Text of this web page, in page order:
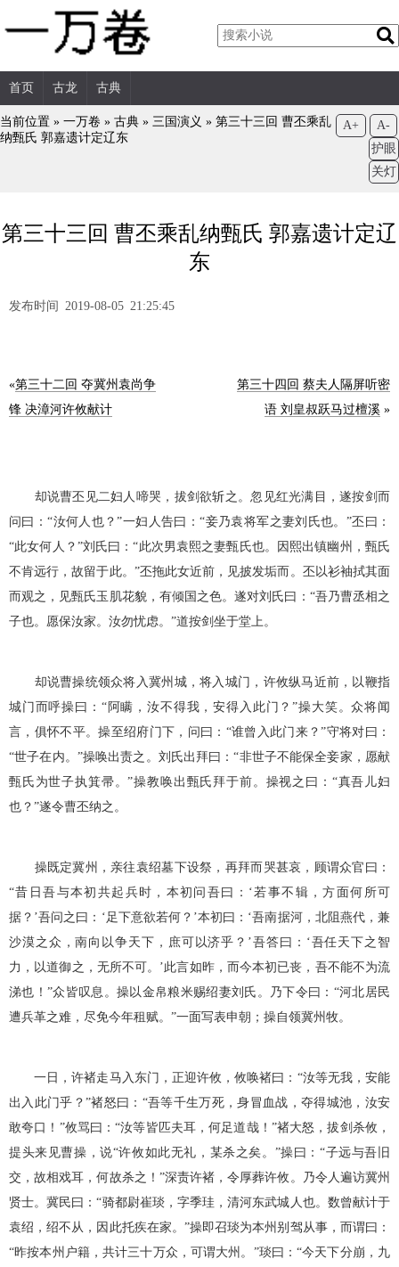
首页 古龙 古典
当前位置 » 一万卷 » 古典 » 三国演义 » 第三十三回 曹丕乘乱
纳甄氏 郭嘉遗计定辽东
A+
A-
护眼
关灯
第三十三回 曹丕乘乱纳甄氏 郭嘉遗计定辽
东
发布时间 2019-08-05 21:25:45
«第三十二回 夺冀州袁尚争
锋 决漳河许攸献计
第三十四回 蔡夫人隔屏听密
语 刘皇叔跃马过檀溪»
却说曹丕见二妇人啼哭，拔剑欲斩之。忽见红光满目，遂按剑而
问曰：“汝何人也？”一妇人告曰：“妾乃袁将军之妻刘氏也。”丕曰：
“此女何人？”刘氏曰：“此次男袁熙之妻甄氏也。因熙出镇幽州，甄氏
不肯远行，故留于此。”丕拖此女近前，见披发垢而。丕以衫袖拭其面
而观之，见甄氏玉肌花貌，有倾国之色。遂对刘氏曰：“吾乃曹丞相之
子也。愿保汝家。汝勿忧虑。”道按剑坐于堂上。
却说曹操统领众将入冀州城，将入城门，许攸纵马近前，以鞭指
城门而呼操曰：“阿瞒，汝不得我，安得入此门？”操大笑。众将闻
言，俱怀不平。操至绍府门下，问曰：“谁曾入此门来？”守将对曰：
“世子在内。”操唤出责之。刘氏出拜曰：“非世子不能保全妾家，愿献
甄氏为世子执箕帚。”操教唤出甄氏拜于前。操视之曰：“真吾儿妇
也？”遂令曹丕纳之。
操既定冀州，亲往袁绍墓下设祭，再拜而哭甚哀，顾谓众官曰：
“昔日吾与本初共起兵时，本初问吾曰：‘若事不辑，方面何所可
据？’吾问之曰：‘足下意欲若何？’本初曰：‘吾南据河，北阻燕代，兼
沙漠之众，南向以争天下，庶可以济乎？’吾答曰：‘吾任天下之智
力，以道御之，无所不可。’此言如昨，而今本初已丧，吾不能不为流
涕也！”众皆叹息。操以金帛粮米赐绍妻刘氏。乃下令曰：“河北居民
遭兵革之难，尽免今年租赋。”一面写表申朝；操自领冀州牧。
一日，许褚走马入东门，正迎许攸，攸唤褚曰：“汝等无我，安能
出入此门乎？”褚怒曰：“吾等千生万死，身冒血战，夺得城池，汝安
敢夸口！”攸骂曰：“汝等皆匹夫耳，何足道哉！”褚大怒，拔剑杀攸，
提头来见曹操，说“许攸如此无礼，某杀之矣。”操曰：“子远与吾旧
交，故相戏耳，何故杀之！”深责许褚，令厚葬许攸。乃令人遍访冀州
贤士。冀民曰：“骑都尉崔琰，字季珪，清河东武城人也。数曾献计于
袁绍，绍不从，因此托疾在家。”操即召琰为本州别驾从事，而谓曰：
“昨按本州户籍，共计三十万众，可谓大州。”琰曰：“今天下分崩，九